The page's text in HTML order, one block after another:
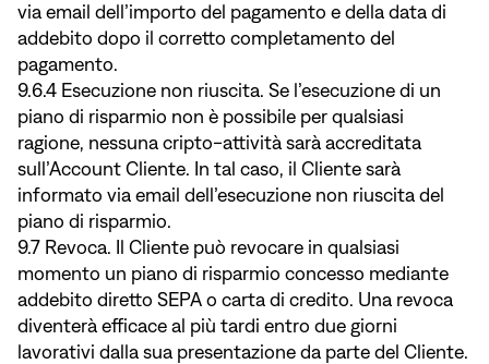
via email dell’importo del pagamento e della data di
addebito dopo il corretto completamento del
pagamento.
9.6.4 Esecuzione non riuscita. Se l’esecuzione di un
piano di risparmio non è possibile per qualsiasi
ragione, nessuna cripto-attività sarà accreditata
sull’Account Cliente. In tal caso, il Cliente sarà
informato via email dell’esecuzione non riuscita del
piano di risparmio.
9.7 Revoca. Il Cliente può revocare in qualsiasi
momento un piano di risparmio concesso mediante
addebito diretto SEPA o carta di credito. Una revoca
diventerà efficace al più tardi entro due giorni
lavorativi dalla sua presentazione da parte del Cliente.